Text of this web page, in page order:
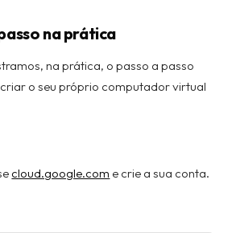
na prática
na prática, o passo a passo
o seu próprio computador virtual
cloud.google.com e crie a sua conta.